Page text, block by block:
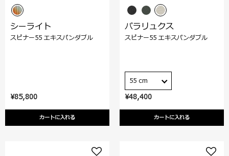
¥85,800
カートに入れる
シーライト
スピナー55 エキスパンダブル
¥48,400
カートに入れる
パラリュクス
スピナー55 エキスパンダブル
55 cm